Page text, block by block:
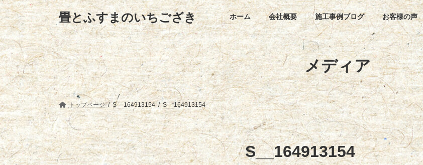
コ
ン
テ
ン
ツ
へ
ス
キ
ッ
プ
ナ
ビ
ゲ
ー
シ
ョ
ン
に
移
動
畳とふすまのいちござき ホーム 会社概要 施工事例ブログ お客様の声
メディア
トップページ S__164913154 S__164913154
S__164913154